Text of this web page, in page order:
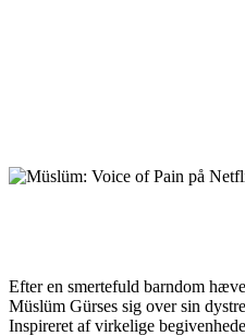
Efter en smertefuld barndom
Müslüm Gürses sig over sin
Inspireret af virkelige